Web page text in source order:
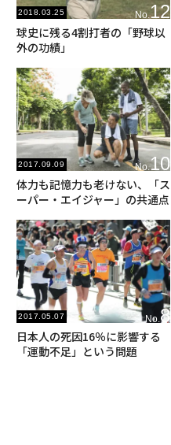
2018.03.25 No.12
球史に残る4割打者の「野球以
外の功績」
2017.09.09 No.10
体力も記憶力も老けない、「ス
ーパー・エイジャー」の共通点
2017.05.07 No.8
日本人の死因16％に影響する
「運動不足」という問題